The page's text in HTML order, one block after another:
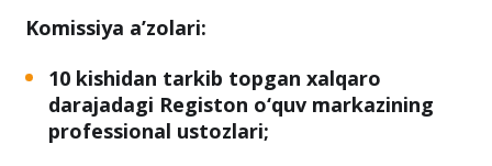
Komissiya a’zolari:
10 kishidan tarkib topgan xalqaro
darajadagi Registon o‘quv markazining
professional ustozlari;